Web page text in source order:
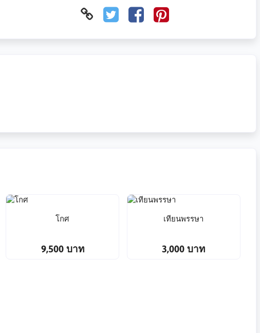
โกศ
9,500 บาท
เทียนพรรษา
3,000 บาท